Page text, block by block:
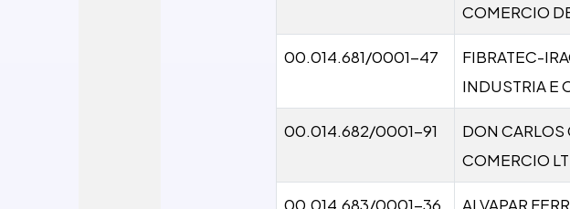
COMERCIO
00.014.681/0001-47
FIBRATEC-
INDUSTRIA E
00.014.682/0001-91
DON
COMERCIO
00.014.683/0001-36
ALVAPAR